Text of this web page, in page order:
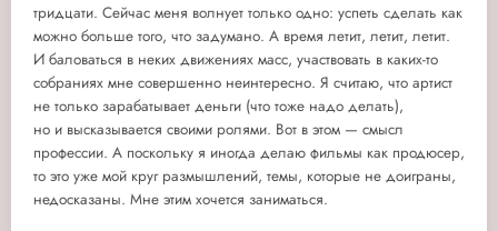
тридцати. Сейчас меня волнует только одно: успеть сделать как
можно больше того, что задумано. А время летит, летит, летит.
И баловаться в неких движениях масс, участвовать в каких-то
собраниях мне совершенно неинтересно. Я считаю, что артист
не только зарабатывает деньги (что тоже надо делать),
но и высказывается своими ролями. Вот в этом — смысл
профессии. А поскольку я иногда делаю фильмы как продюсер,
то это уже мой круг размышлений, темы, которые не доиграны,
недосказаны. Мне этим хочется заниматься.